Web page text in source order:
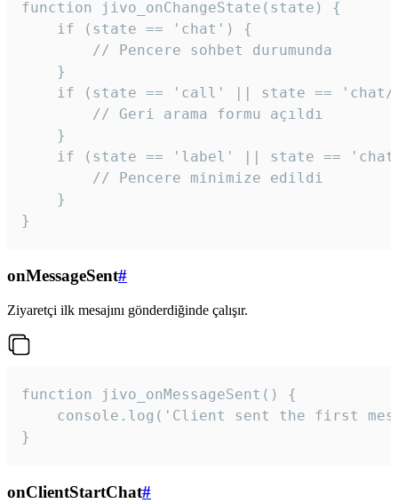
function jivo_onChangeState(state) {
    if (state == 'chat') {
        // Pencere sohbet durumunda
    }
if (state == 'call' || state ==
        // Geri arama formu açıldı
    }
if (state == 'label' || state ==
        // Pencere minimize edildi
    }
}
onMessageSent#
Ziyaretçi ilk mesajını gönderdiğinde çalışır.
function jivo_onMessageSent() {
console.log('Client sent the first
}
onClientStartChat#